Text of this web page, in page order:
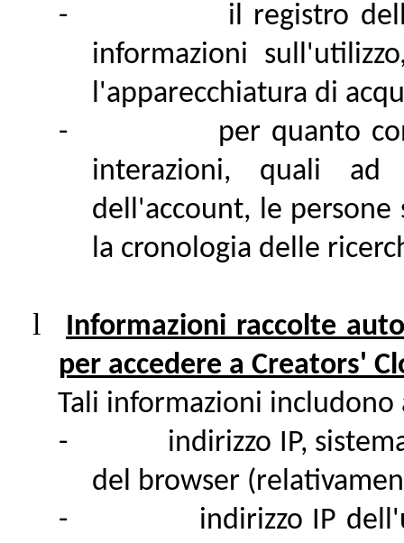
-
il registro
informazioni
l'apparecchiatura di
-
per quanto
interazioni, quali
dell'account, le
la cronologia delle
l
Informazioni raccolte
per accedere a Creators'
Tali informazioni includono
-
indirizzo IP,
del browser
-
indirizzo IP